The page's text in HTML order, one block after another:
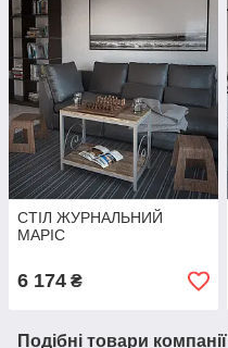
СТІЛ ЖУРНАЛЬНИЙ
МАРІС
6 174 ₴
Подібні товари компанії